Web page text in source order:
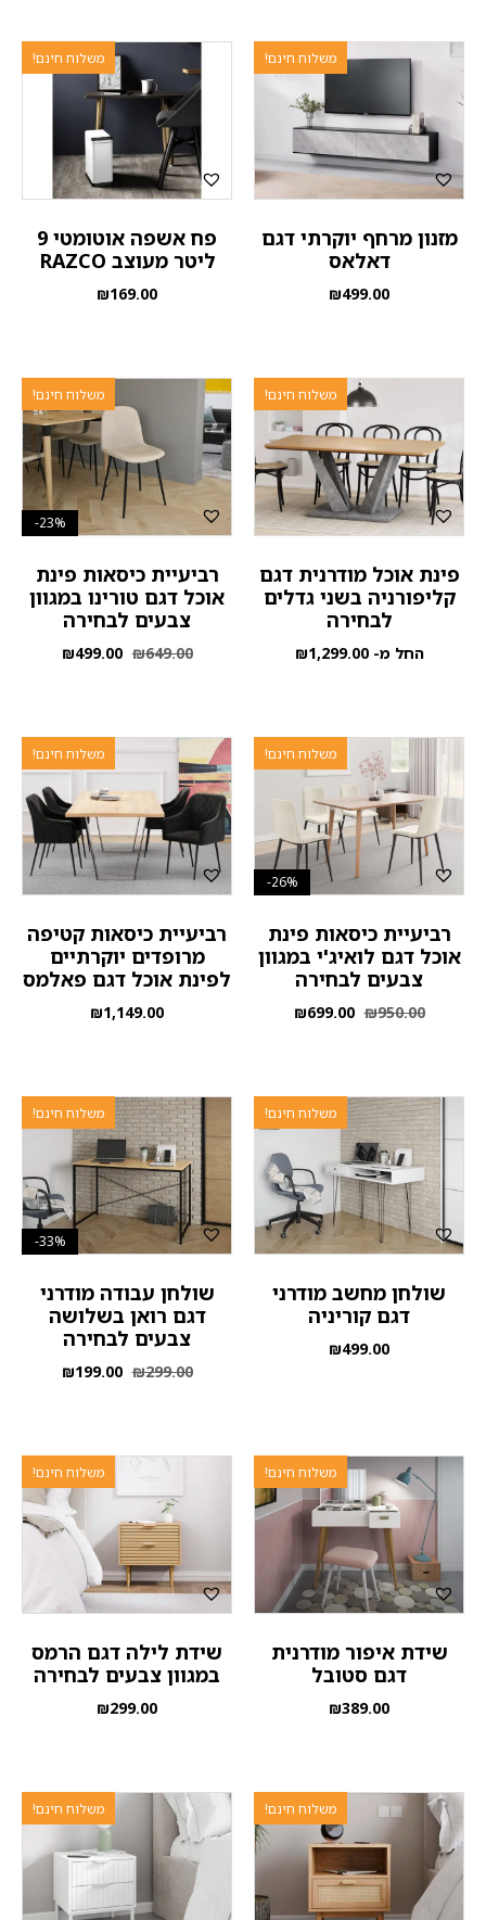
משלוח חינם!
מזנון מרחף יוקרתי דגם
דאלאס
₪499.00
משלוח חינם!
פח אשפה אוטומטי 9
ליטר מעוצב RAZCO
₪169.00
משלוח חינם!
פינת אוכל מודרנית דגם
קליפורניה בשני גדלים
לבחירה
החל מ- ₪1,299.00
משלוח חינם!
23%-
רביעיית כיסאות פינת
אוכל דגם טורינו במגוון
צבעים לבחירה
₪649.00
₪499.00
משלוח חינם!
26%-
רביעיית כיסאות פינת
אוכל דגם לואיג'י במגוון
צבעים לבחירה
₪950.00
₪699.00
משלוח חינם!
רביעיית כיסאות קטיפה
מרופדים יוקרתיים
לפינת אוכל דגם פאלמס
₪1,149.00
משלוח חינם!
שולחן מחשב מודרני
דגם קוריניה
₪499.00
משלוח חינם!
33%-
שולחן עבודה מודרני
דגם רואן בשלושה
צבעים לבחירה
₪299.00
₪199.00
משלוח חינם!
שידת איפור מודרנית
דגם סטובל
₪389.00
משלוח חינם!
שידת לילה דגם הרמס
במגוון צבעים לבחירה
₪299.00
משלוח חינם! משלוח חינם!